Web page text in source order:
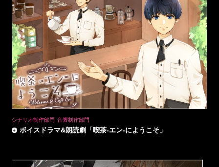
シナリオ制作部門 音響制作部門
ボイスドラマ&朗読劇「喫茶-エン-にようこそ」
HOME
SERVICE